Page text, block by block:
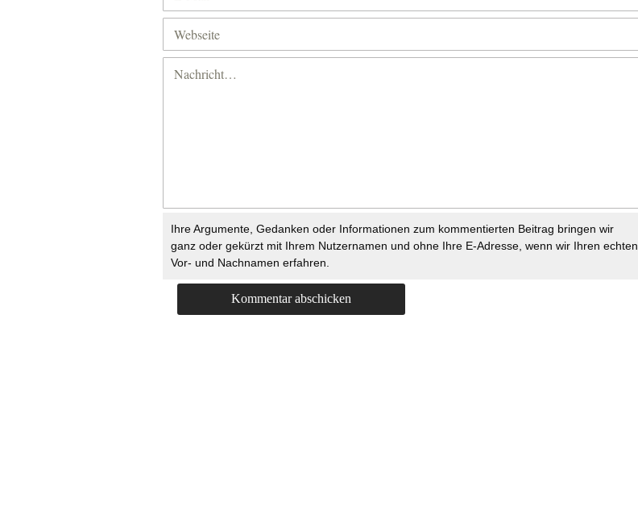
Ihre Argumente, Gedanken oder Informationen zum kommentierten Beitrag bringen wir
ganz oder gekürzt mit Ihrem Nutzernamen und ohne Ihre E-Adresse, wenn wir Ihren echten
Vor- und Nachnamen erfahren.